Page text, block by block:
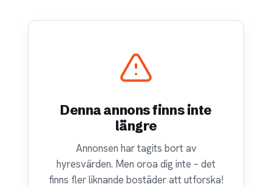
Denna annons finns inte
längre
Annonsen har tagits bort av
hyresvärden. Men oroa dig inte – det
finns fler liknande bostäder att utforska!